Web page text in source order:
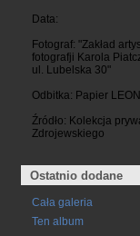
Data:
Fotograf: "Zakład
fotografji Karola
ul. Lubelska 30"
Odbitka: Papier
Źródło: Kolekcja
Zdrojewskiego
Ostatnio dodane
Cała galeria
Ten album